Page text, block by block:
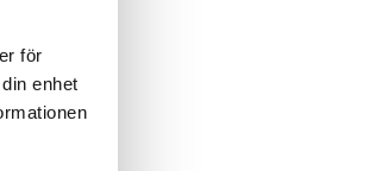
för
enhet